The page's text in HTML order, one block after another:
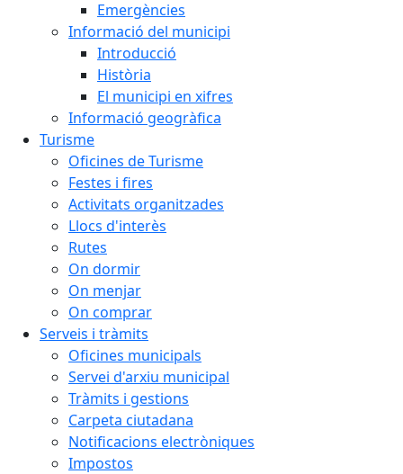
Emergències
Informació del municipi
Introducció
Història
El municipi en xifres
Informació geogràfica
Turisme
Oficines de Turisme
Festes i fires
Activitats organitzades
Llocs d'interès
Rutes
On dormir
On menjar
On comprar
Serveis i tràmits
Oficines municipals
Servei d'arxiu municipal
Tràmits i gestions
Carpeta ciutadana
Notificacions electròniques
Impostos